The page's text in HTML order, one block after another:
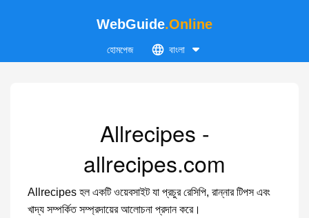
WebGuide.Online
হোমপেজ বাংলা
Allrecipes -
allrecipes.com
Allrecipes হল একটি ওয়েবসাইট যা প্রচুর রেসিপি, রান্নার টিপস এবং
খাদ্য সম্পর্কিত সম্প্রদায়ের আলোচনা প্রদান করে।